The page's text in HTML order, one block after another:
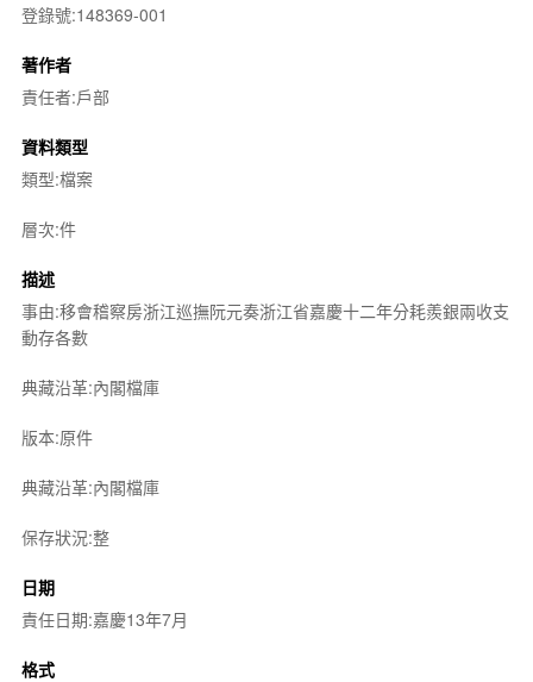
登錄號:148369-001
著作者
責任者:戶部
資料類型
類型:檔案
層次:件
描述
事由:移會稽察房浙江巡撫阮元奏浙江省嘉慶十二年分耗羨銀兩收支
動存各數
典藏沿革:內閣檔庫
版本:原件
典藏沿革:內閣檔庫
保存狀況:整
日期
責任日期:嘉慶13年7月
格式